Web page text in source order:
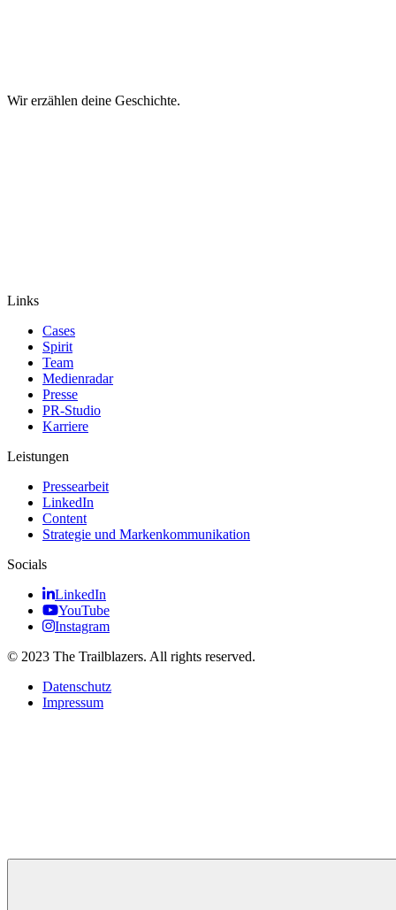
Wir erzählen deine Geschichte.
Links
Cases
Spirit
Team
Medienradar
Presse
PR-Studio
Karriere
Leistungen
Pressearbeit
LinkedIn
Content
Strategie und Markenkommunikation
Socials
LinkedIn
YouTube
Instagram
© 2023 The Trailblazers. All rights reserved.
Datenschutz
Impressum